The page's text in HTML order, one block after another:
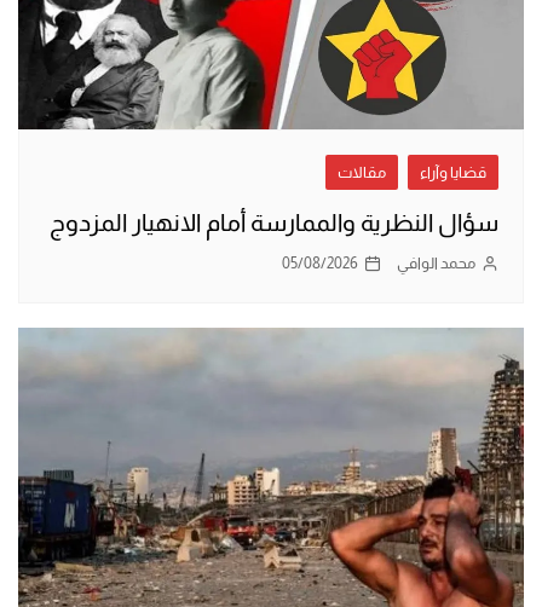
قضايا وآراء مقالات
سؤال النظرية والممارسة أمام الانهيار المزدوج
محمد الوافي 05/08/2026